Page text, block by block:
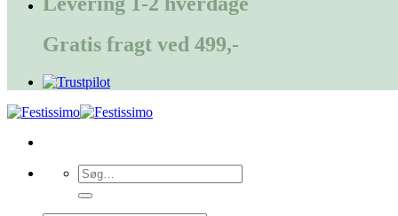
Gratis fragt ved 499,-
Søg
efter: